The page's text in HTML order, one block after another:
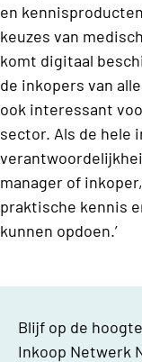
en
keuzes van
komt digitaal
de inkopers van
ook interessant
sector. Als de hele
manager of
praktische kennis
kunnen opdoen.’
Blijf op de
Inkoop Netwerk